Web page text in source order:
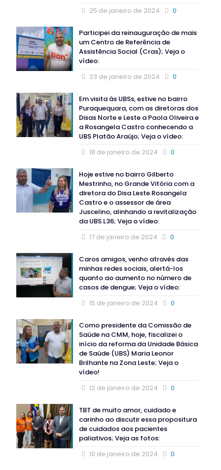
25 de janeiro de 2024
0
Participei da reinauguração de mais
um Centro de Referência de
Assistência Social (Cras); Veja o
vídeo:
23 de janeiro de 2024
0
Em visita às UBSs, estive no bairro
Puraquequara, com as diretoras dos
Disas Norte e Leste a Paola Oliveira e
a Rosangela Castro conhecendo a
UBS Platão Araújo; Veja o vídeo:
18 de janeiro de 2024
0
Hoje estive no bairro Gilberto
Mestrinho, no Grande Vitória com a
diretora do Disa Leste Rosangela
Castro e o assessor de área
Juscelino, alinhando a revitalização
da UBS L36; Veja o vídeo:
17 de janeiro de 2024
0
Caros amigos, venho através das
minhas redes sociais, alertá-los
quanto ao aumento no número de
casos de dengue; Veja o vídeo:
15 de janeiro de 2024
0
Como presidente da Comissão de
Saúde na CMM, hoje, fiscalizei o
início da reforma da Unidade Básica
de Saúde (UBS) Maria Leonor
Brilhante na Zona Leste; Veja o
vídeo!
12 de janeiro de 2024
0
TBT de muito amor, cuidado e
carinho ao discutir essa propositura
de cuidados aos pacientes
paliativos; Veja as fotos:
10 de janeiro de 2024
0